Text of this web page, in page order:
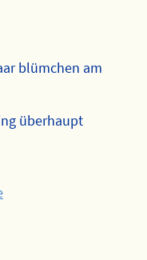
blümchen am
überhaupt